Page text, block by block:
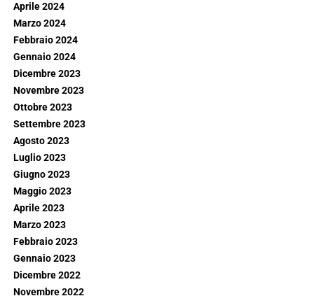
Aprile 2024
Marzo 2024
Febbraio 2024
Gennaio 2024
Dicembre 2023
Novembre 2023
Ottobre 2023
Settembre 2023
Agosto 2023
Luglio 2023
Giugno 2023
Maggio 2023
Aprile 2023
Marzo 2023
Febbraio 2023
Gennaio 2023
Dicembre 2022
Novembre 2022